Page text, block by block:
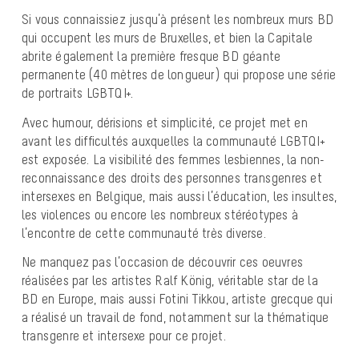
Si vous connaissiez jusqu’à présent les nombreux murs BD
qui occupent les murs de Bruxelles, et bien la Capitale
abrite également la première fresque BD géante
permanente (40 mètres de longueur) qui propose une série
de portraits LGBTQI+.
Avec humour, dérisions et simplicité, ce projet met en
avant les difficultés auxquelles la communauté LGBTQI+
est exposée. La visibilité des femmes lesbiennes, la non-
reconnaissance des droits des personnes transgenres et
intersexes en Belgique, mais aussi l’éducation, les insultes,
les violences ou encore les nombreux stéréotypes à
l’encontre de cette communauté très diverse.
Ne manquez pas l’occasion de découvrir ces oeuvres
réalisées par les artistes Ralf König, véritable star de la
BD en Europe, mais aussi Fotini Tikkou, artiste grecque qui
a réalisé un travail de fond, notamment sur la thématique
transgenre et intersexe pour ce projet.